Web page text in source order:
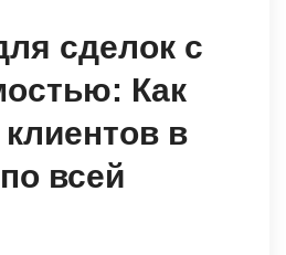
сделок с
Как
в
всей